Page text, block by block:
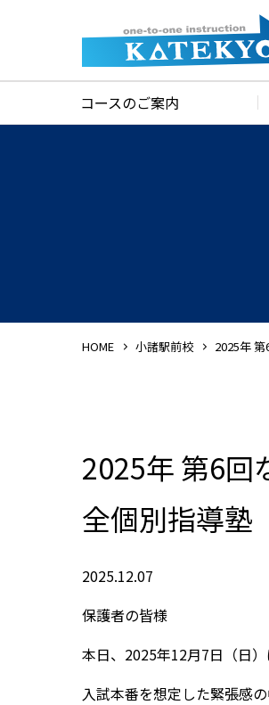
コースのご案内
HOME 小諸駅前校 2025年
2025年 第6回
全個別指導塾
2025.12.07
保護者の皆様
本日、2025年12月7日（日
入試本番を想定した緊張感